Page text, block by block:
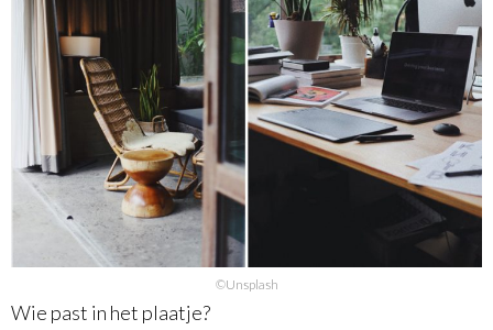
©Unsplash
Wie past in het plaatje?